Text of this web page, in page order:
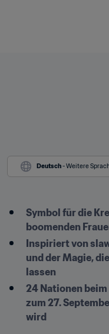
Deutsch - Weitere
Symbol für die
boomenden
Inspiriert von
und der Magie,
lassen
24 Nationen
zum 27.
wird